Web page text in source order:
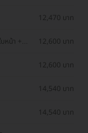
12,470 บาท
หน้า +
12,600 บาท
12,600 บาท
14,540 บาท
14,540 บาท